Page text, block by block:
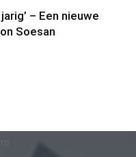
– Een nieuwe
Soesan